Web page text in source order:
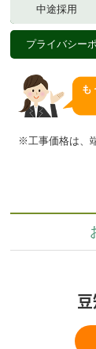
中途採用
プライバシー
※工事価格は、